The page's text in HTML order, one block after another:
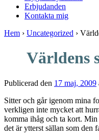
Erbjudanden
Kontakta mig
Hem › Uncategorized ›
Världens
Publicerad den 17 maj, 2009
Sitter och går igenom mina
verkligen inte mycket att
komma ihåg och ta kort.
det är ytterst sällan som den